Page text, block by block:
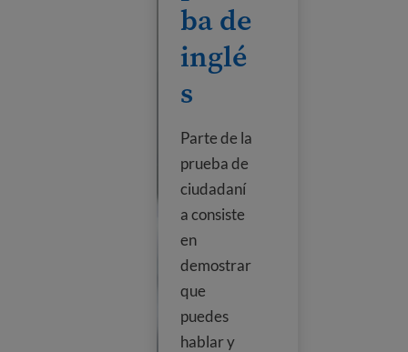
ba de
inglé
s
Parte de la
prueba de
ciudadaní
a consiste
en
demostrar
que
puedes
hablar y